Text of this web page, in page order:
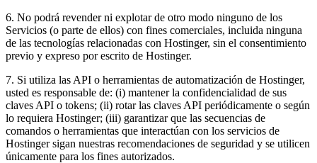
6. No podrá revender ni explotar de otro modo ninguno de los
Servicios (o parte de ellos) con fines comerciales, incluida ninguna
de las tecnologías relacionadas con Hostinger, sin el consentimiento
previo y expreso por escrito de Hostinger.
7. Si utiliza las API o herramientas de automatización de Hostinger,
usted es responsable de: (i) mantener la confidencialidad de sus
claves API o tokens; (ii) rotar las claves API periódicamente o según
lo requiera Hostinger; (iii) garantizar que las secuencias de
comandos o herramientas que interactúan con los servicios de
Hostinger sigan nuestras recomendaciones de seguridad y se utilicen
únicamente para los fines autorizados.